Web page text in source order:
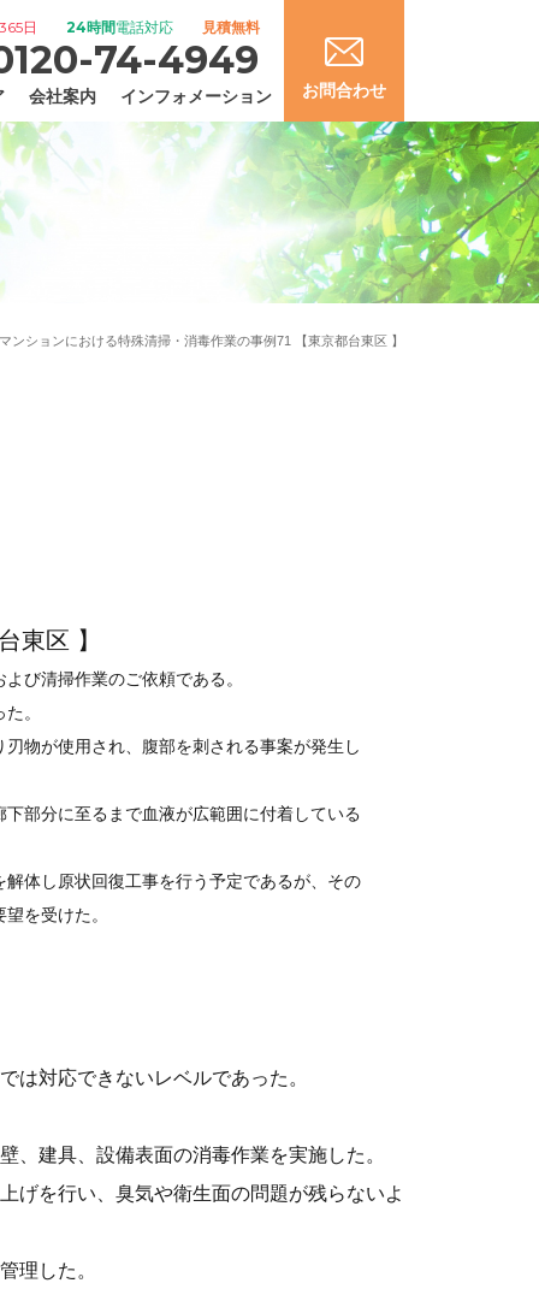
会社案内 インフォメーション お問合わせ
365日 24時間電話対応 見積無料
74-4949
ンションにおける特殊清掃・消毒作業の事例71 【東京都台東区 】
東区 】
び清掃作業のご依頼である。
。
物が使用され、腹部を刺される事案が発生し
部分に至るまで血液が広範囲に付着している
体し原状回復工事を行う予定であるが、その
を受けた。
は対応できないレベルであった。
建具、設備表面の消毒作業を実施した。
げを行い、臭気や衛生面の問題が残らないよ
理した。